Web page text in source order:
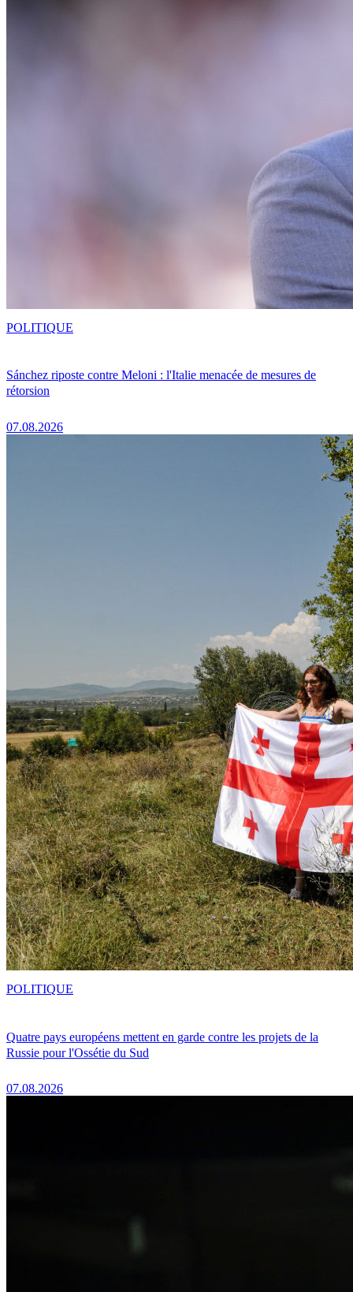
Sánchez riposte contre Meloni : l'Italie menacée de mesures de
rétorsion
07.08.2026
POLITIQUE
Quatre pays européens mettent en garde contre les projets de la
Russie pour l'Ossétie du Sud
07.08.2026
POLITIQUE